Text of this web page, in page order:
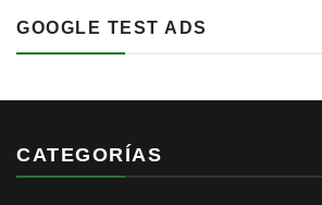
GOOGLE TEST ADS
CATEGORÍAS